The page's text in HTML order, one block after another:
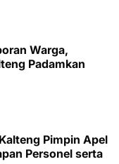
Warga,
Padamkan
Pimpin Apel
Personel serta